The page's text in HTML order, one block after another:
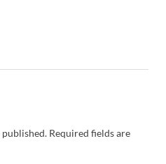
Required fields are